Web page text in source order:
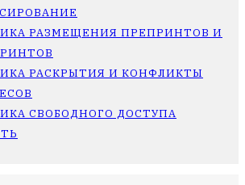
РАЗМЕЩЕНИЯ ПРЕПРИНТОВ И
РАСКРЫТИЯ И КОНФЛИКТЫ
СВОБОДНОГО ДОСТУПА